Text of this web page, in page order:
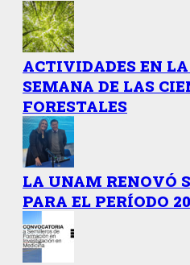
ACTIVIDADES EN
SEMANA DE LAS
FORESTALES
LA UNAM RENOVÓ
PARA EL PERÍODO